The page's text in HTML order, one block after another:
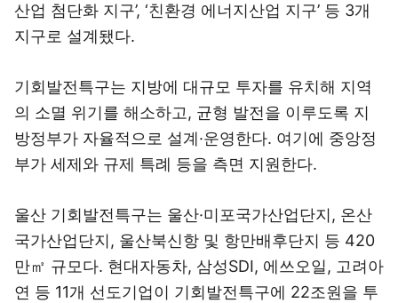
산업 첨단화 지구’, ‘친환경 에너지산업 지구’ 등 3개
지구로 설계됐다.
기회발전특구는 지방에 대규모 투자를 유치해 지역
의 소멸 위기를 해소하고, 균형 발전을 이루도록 지
방정부가 자율적으로 설계·운영한다. 여기에 중앙정
부가 세제와 규제 특례 등을 측면 지원한다.
울산 기회발전특구는 울산·미포국가산업단지, 온산
국가산업단지, 울산북신항 및 항만배후단지 등 420
만㎡ 규모다. 현대자동차, 삼성SDI, 에쓰오일, 고려아
연 등 11개 선도기업이 기회발전특구에 22조원을 투